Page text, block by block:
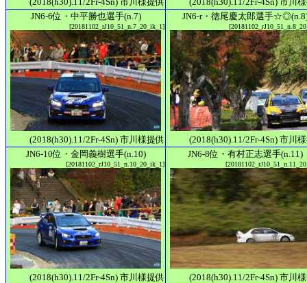
JN6-6位・中平勝也選手(n.7)
[20181102_rJ10_51_n.7_20_ik_1]
(2018(h30).11/2Fr-4Sn) 市川様提供
JN6-r・徳尾慶太郎選手
(2018(h30).11/2Fr-4Sn) 市川
JN6-10位・金岡義樹選手(n.10)
[20181102_rJ10_51_n.10_20_ik_1]
(2018(h30).11/2Fr-4Sn) 市川様提供
JN6-8位・有村正志選手(n.11)
(2018(h30).11/2Fr-4Sn) 市川